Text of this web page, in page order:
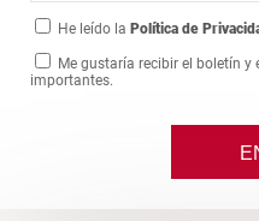
He leído la Política de
Me gustaría recibir el boletín
importantes.